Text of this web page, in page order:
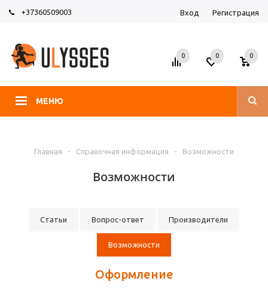
+37360509003 Вход Регистрация
МЕНЮ
0 0 0
Главная - Справочная информация - Возможности
Возможности
Статьи Вопрос-ответ Производители
Возможности
Оформление